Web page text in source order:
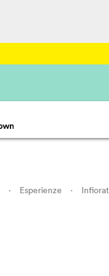
· Esperienze ·